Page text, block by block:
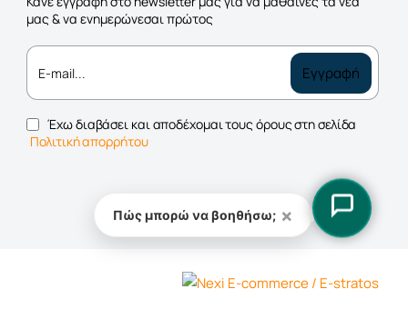
μας & να ενημερώνεσαι πρώτος
E-
mail...
Εγγραφή
Έχω διαβάσει και αποδέχομαι τους όρους στη σελίδα
Πολιτική απορρήτου
Πώς μπορώ να βοηθήσω; ×